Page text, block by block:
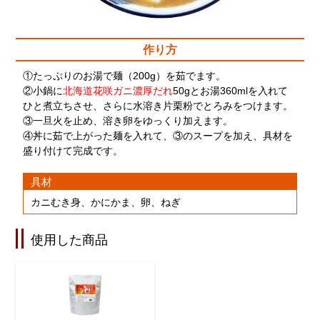
作り方
①たっぷりのお湯で麺（200g）を茹でます。
②小鍋に北海道花咲ガニ濃厚だれ50gとお湯360mlを入れて
ひと煮立ちさせ、さらに水溶き片栗粉でとろみをつけます。
③一旦火を止め、溶き卵をゆっくり加えます。
④丼に茹で上がった麺を入れて、③のスープを加え、具材を
盛り付けて完成です。
具材
カニむき身、かにかま、卵、ねぎ
使用した商品